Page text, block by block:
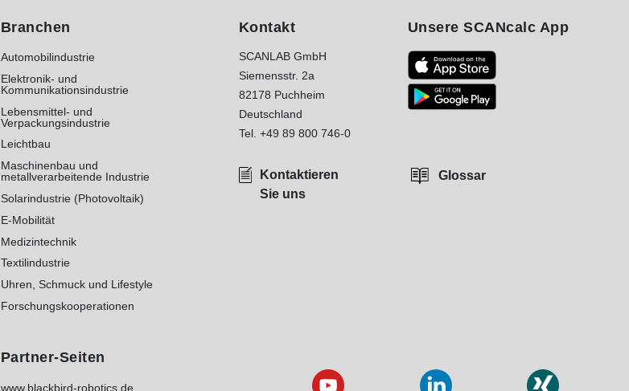
Branchen
Automobilindustrie
Elektronik- und
Kommunikationsindustrie
Lebensmittel- und
Verpackungsindustrie
Leichtbau
Maschinenbau und
metallverarbeitende Industrie
Solarindustrie (Photovoltaik)
E-Mobilität
Medizintechnik
Textilindustrie
Uhren, Schmuck und Lifestyle
Forschungskooperationen
Partner-Seiten
www.blackbird-robotics.de
Kontakt
SCANLAB GmbH
Siemensstr. 2a
82178 Puchheim
Deutschland
Tel. +49 89 800 746-0
Kontaktieren
Sie uns
Unsere SCANcalc App
Glossar